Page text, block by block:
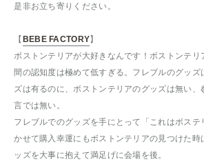
是非お立ち寄りください。
【 BEBE FACTORY】
ボストンテリアが大好きなんです！ボストンテリ
間の認知度は極めて低すぎる。フレブルのグッズ
ズは有るのに、ボストンテリアのグッズは無い、
言では無い。
フレブルでのグッズを手にとって「これはボステ
かせて購入幸運にもボストンテリアの見つけた時
ッズを大事に抱えて満足げに会場を後。